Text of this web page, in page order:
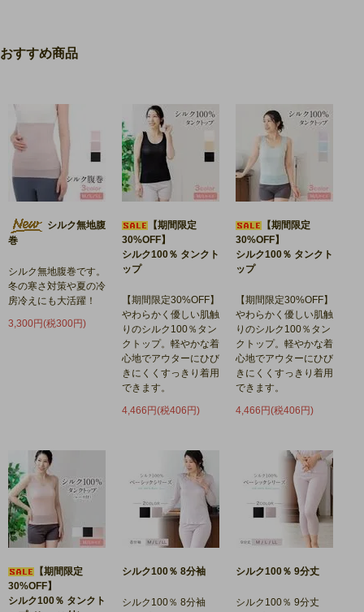
おすすめ商品
シルク無地腹
巻
シルク無地腹巻です。
冬の寒さ対策や夏の冷
房冷えにも大活躍！
3,300円(税300円)
【期間限定
30%OFF】
シルク100％ タンクト
ップ
【期間限定30%OFF】
やわらかく優しい肌触
りのシルク100％タン
クトップ。軽やかな着
心地でアウターにひび
きにくくすっきり着用
できます。
4,466円(税406円)
【期間限定
30%OFF】
シルク100％ タンクト
ップ
【期間限定30%OFF】
やわらかく優しい肌触
りのシルク100％タン
クトップ。軽やかな着
心地でアウターにひび
きにくくすっきり着用
できます。
4,466円(税406円)
【期間限定
30%OFF】
シルク100％ タンクト
シルク100％ 8分袖
シルク100％ 8分袖
シルク100％ 9分丈
シルク100％ 9分丈